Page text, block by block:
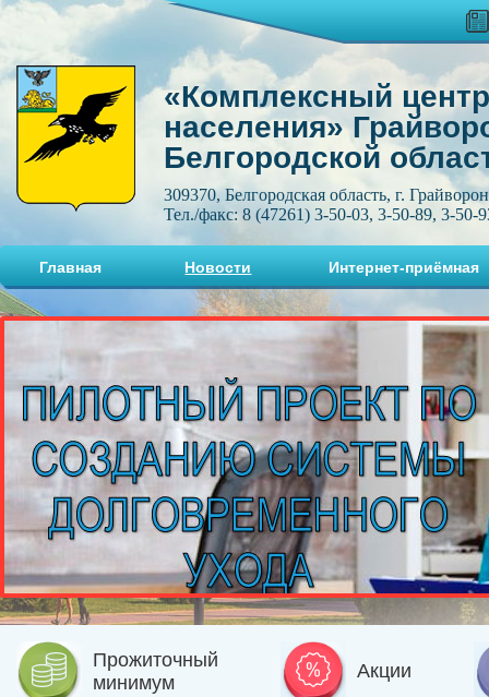
«Комплексный
населения»
Белгородской
309370, Белгородская область, г.
Тел./факс: 8 (47261) 3-50-03, 3-50-89, 3-50-
Главная Новости Интернет-приёмная
Прожиточный
минимум
Акции